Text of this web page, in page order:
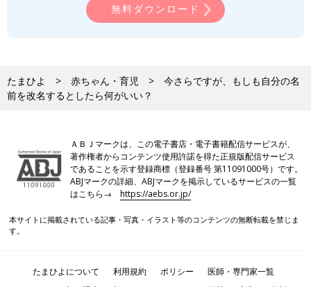
無料ダウンロード
たまひよ 赤ちゃん・育児
今さらですが、もしも自分の名
前を改名するとしたら何がいい？
ＡＢＪマークは、この電子書店・電子書籍配信サービスが、
著作権者からコンテンツ使用許諾を得た正規版配信サービス
であることを示す登録商標（登録番号 第11091000号）です。
ABJマークの詳細、ABJマークを掲示しているサービスの一覧
はこちら→https://aebs.or.jp/
本サイトに掲載されている記事・写真・イラスト等のコンテンツの無断転載を禁じま
す。
たまひよについて 利用規約 ポリシー
医師・専門家一覧